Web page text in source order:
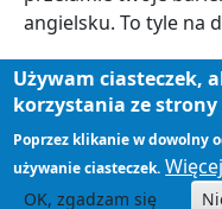
angielsku. To tyle na
Pozdrawiam,
Marek
Mówienie
Motywacja
Używam ciasteczek,
korzystania ze strony
Poprzez klikanie w dowolny
używanie ciasteczek.
OK, zgadzam się